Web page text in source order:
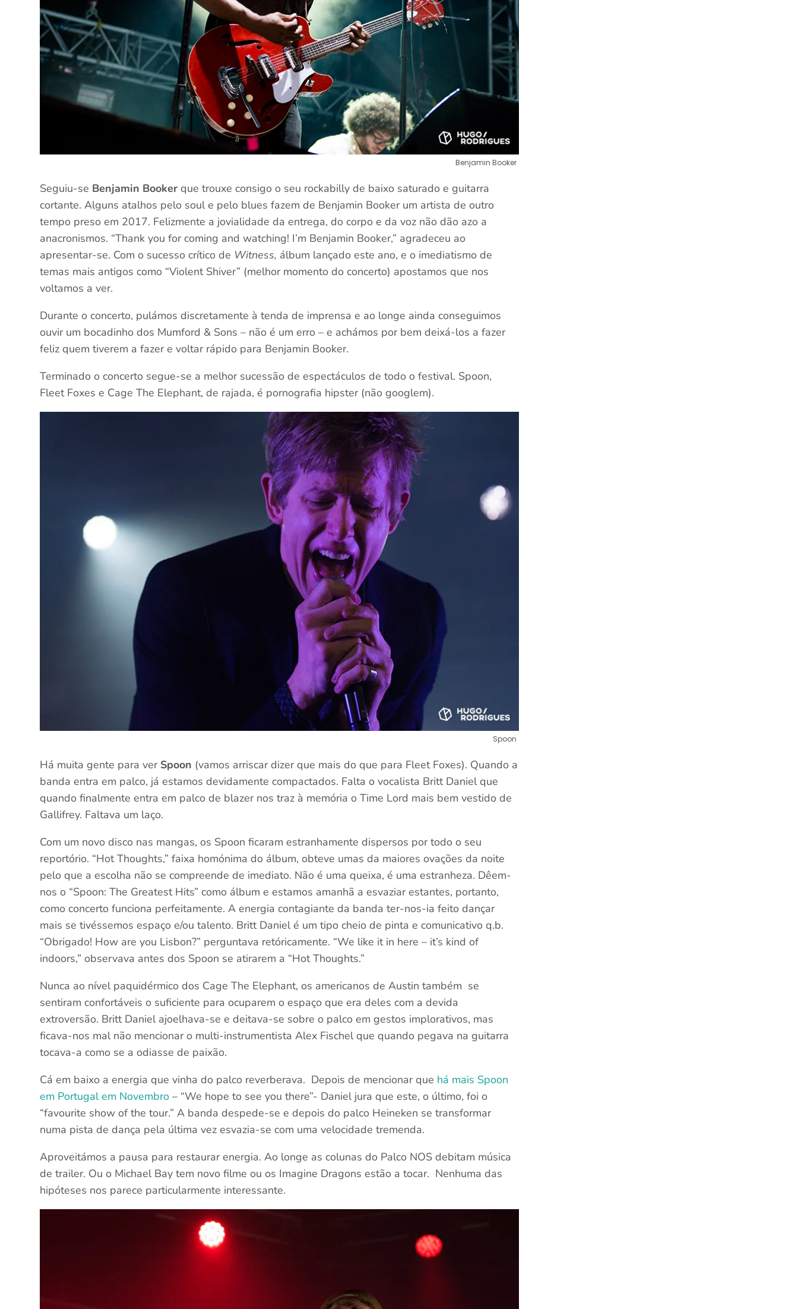
Benjamin Booker
Seguiu-se Benjamin Booker que trouxe consigo o seu rockabilly de baixo saturado e guitarra
cortante. Alguns atalhos pelo soul e pelo blues fazem de Benjamin Booker um artista de outro
tempo preso em 2017. Felizmente a jovialidade da entrega, do corpo e da voz não dão azo a
anacronismos. “Thank you for coming and watching! I’m Benjamin Booker,” agradeceu ao
apresentar-se. Com o sucesso crítico de Witness, álbum lançado este ano, e o imediatismo de
temas mais antigos como “Violent Shiver” (melhor momento do concerto) apostamos que nos
voltamos a ver.
Durante o concerto, pulámos discretamente à tenda de imprensa e ao longe ainda conseguimos
ouvir um bocadinho dos Mumford & Sons – não é um erro – e achámos por bem deixá-los a fazer
feliz quem tiverem a fazer e voltar rápido para Benjamin Booker.
Terminado o concerto segue-se a melhor sucessão de espectáculos de todo o festival. Spoon,
Fleet Foxes e Cage The Elephant, de rajada, é pornografia hipster (não googlem).
Spoon
Há muita gente para ver Spoon (vamos arriscar dizer que mais do que para Fleet Foxes). Quando a
banda entra em palco, já estamos devidamente compactados. Falta o vocalista Britt Daniel que
quando finalmente entra em palco de blazer nos traz à memória o Time Lord mais bem vestido de
Gallifrey. Faltava um laço.
Com um novo disco nas mangas, os Spoon ficaram estranhamente dispersos por todo o seu
reportório. “Hot Thoughts,” faixa homónima do álbum, obteve umas da maiores ovações da noite
pelo que a escolha não se compreende de imediato. Não é uma queixa, é uma estranheza. Dêem-
nos o “Spoon: The Greatest Hits” como álbum e estamos amanhã a esvaziar estantes, portanto,
como concerto funciona perfeitamente. A energia contagiante da banda ter-nos-ia feito dançar
mais se tivéssemos espaço e/ou talento. Britt Daniel é um tipo cheio de pinta e comunicativo q.b.
“Obrigado! How are you Lisbon?” perguntava retóricamente. “We like it in here – it’s kind of
indoors,” observava antes dos Spoon se atirarem a “Hot Thoughts.”
Nunca ao nível paquidérmico dos Cage The Elephant, os americanos de Austin também se
sentiram confortáveis o suficiente para ocuparem o espaço que era deles com a devida
extroversão. Britt Daniel ajoelhava-se e deitava-se sobre o palco em gestos implorativos, mas
ficava-nos mal não mencionar o multi-instrumentista Alex Fischel que quando pegava na guitarra
tocava-a como se a odiasse de paixão.
Cá em baixo a energia que vinha do palco reverberava. Depois de mencionar que há mais Spoon
em Portugal em Novembro – “We hope to see you there”- Daniel jura que este, o último, foi o
“favourite show of the tour.” A banda despede-se e depois do palco Heineken se transformar
numa pista de dança pela última vez esvazia-se com uma velocidade tremenda.
Aproveitámos a pausa para restaurar energia. Ao longe as colunas do Palco NOS debitam música
de trailer. Ou o Michael Bay tem novo filme ou os Imagine Dragons estão a tocar. Nenhuma das
hipóteses nos parece particularmente interessante.